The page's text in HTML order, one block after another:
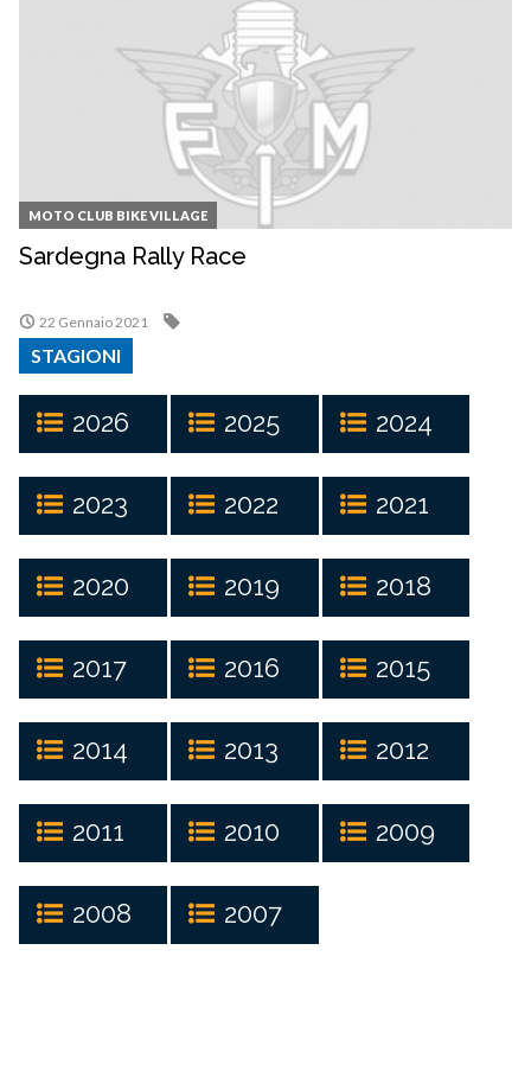
MOTO CLUB BIKE VILLAGE
Sardegna Rally Race
22 Gennaio 2021
STAGIONI
2026 2025 2024
2023 2022 2021
2020 2019 2018
2017 2016 2015
2014 2013 2012
2011 2010 2009
2008 2007